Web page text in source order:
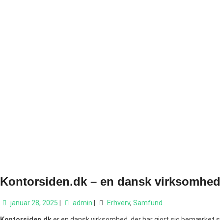
Kontorsiden.dk – en dansk virksomhed
januar 28, 2025 admin Erhverv, Samfund